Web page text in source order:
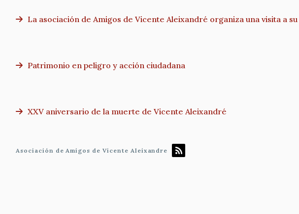
La asociación de Amigos de Vicente Aleixandré organiza una visita a
Patrimonio en peligro y acción ciudadana
XXV aniversario de la muerte de Vicente Aleixandré
Asociación de Amigos de Vicente Aleixandre